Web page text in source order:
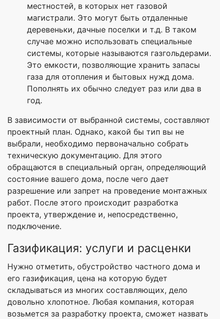
местностей, в которых нет газовой
магистрали. Это могут быть отдаленные
деревеньки, дачные поселки и т.д. В таком
случае можно использовать специальные
системы, которые называются газгольдерами.
Это емкости, позволяющие хранить запасы
газа для отопления и бытовых нужд дома.
Пополнять их обычно следует раз или два в
год.
В зависимости от выбранной системы, составляют
проектный план. Однако, какой бы тип вы не
выбрали, необходимо первоначально собрать
техническую документацию. Для этого
обращаются в специальный орган, определяющий
состояние вашего дома, после чего дает
разрешение или запрет на проведение монтажных
работ. После этого происходит разработка
проекта, утверждение и, непосредственно,
подключение.
Газификация: услуги и расценки
Нужно отметить, обустройство частного дома и
его газификация, цена на которую будет
складываться из многих составляющих, дело
довольно хлопотное. Любая компания, которая
возьмется за разработку проекта, сможет назвать